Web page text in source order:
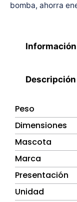
bomba, ahorra
Descripción
Peso
Dimensiones
Mascota
Marca
Presentación
Unidad